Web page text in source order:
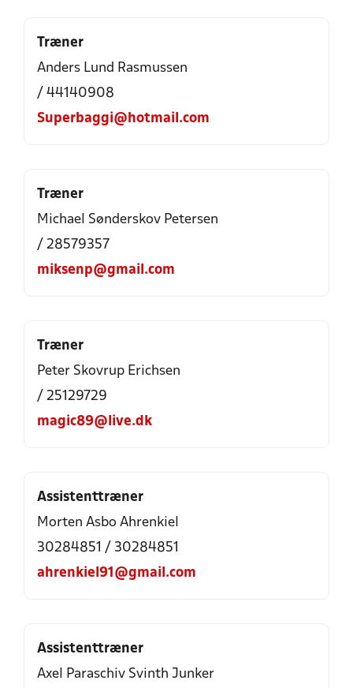
Træner
Anders Lund Rasmussen
/ 44140908
Superbaggi@hotmail.com
Træner
Michael Sønderskov Petersen
/ 28579357
miksenp@gmail.com
Træner
Peter Skovrup Erichsen
/ 25129729
magic89@live.dk
Assistenttræner
Morten Asbo Ahrenkiel
30284851 / 30284851
ahrenkiel91@gmail.com
Assistenttræner
Axel Paraschiv Svinth Junker